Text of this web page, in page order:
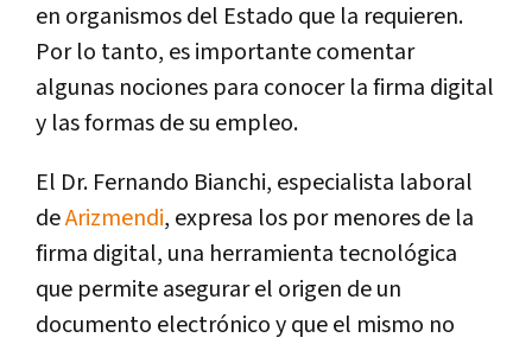
en organismos del Estado que la requieren.
Por lo tanto, es importante comentar
algunas nociones para conocer la firma digital
y las formas de su empleo.
El Dr. Fernando Bianchi, especialista laboral
deArizmendi, expresa los por menores de la
firma digital, una herramienta tecnológica
que permite asegurar el origen de un
documento electrónico y que el mismo no